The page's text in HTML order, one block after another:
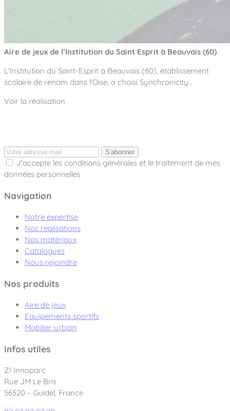
Aire de jeux de l’Institution du Saint Esprit à Beauvais (60)
L'Institution du Saint-Esprit à Beauvais (60), établissement
scolaire de renom dans l'Oise, a choisi Synchronicity…
Voir la réalisation
S'abonner
J'accepte les conditions générales et le traitement de mes
données personnelles
Navigation
Notre expertise
Nos réalisations
Nos matériaux
Catalogues
Nous rejoindre
Nos produits
Aire de jeux
Equipements sportifs
Mobilier urbain
Infos utiles
ZI Innoparc
Rue JM Le Bris
56520 – Guidel, France